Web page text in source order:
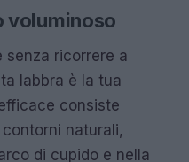
voluminoso
senza ricorrere a
labbra è la tua
consiste
naturali,
di cupido e nella